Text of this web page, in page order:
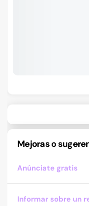
Mejoras o
Anúnciate gratis
Informar sobre un